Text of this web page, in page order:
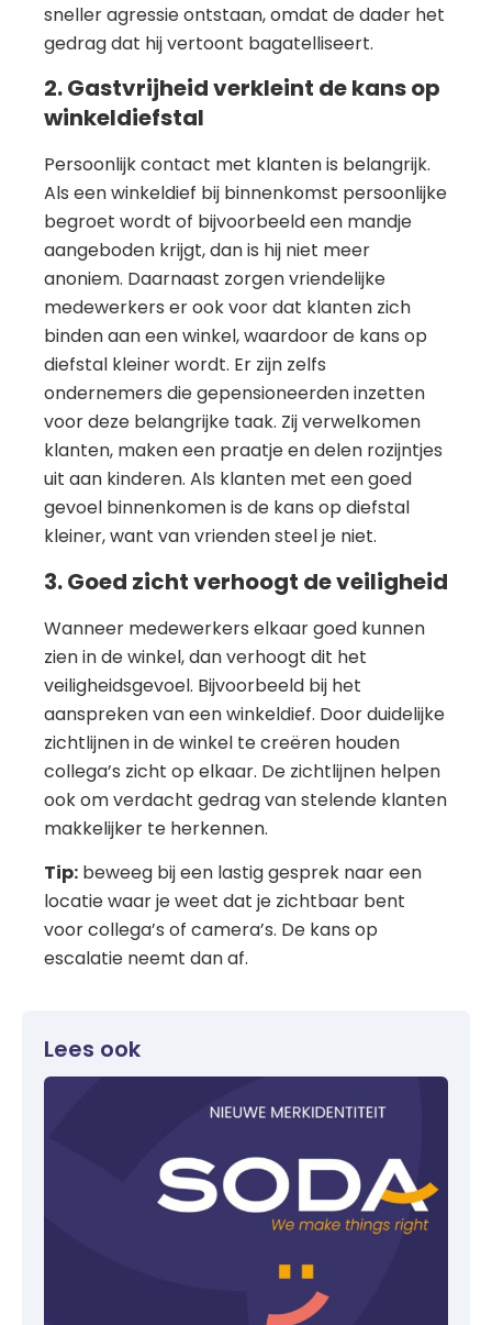
sneller agressie ontstaan, omdat de dader het
gedrag dat hij vertoont bagatelliseert.
2. Gastvrijheid verkleint de kans op
winkeldiefstal
Persoonlijk contact met klanten is belangrijk.
Als een winkeldief bij binnenkomst persoonlijke
begroet wordt of bijvoorbeeld een mandje
aangeboden krijgt, dan is hij niet meer
anoniem. Daarnaast zorgen vriendelijke
medewerkers er ook voor dat klanten zich
binden aan een winkel, waardoor de kans op
diefstal kleiner wordt. Er zijn zelfs
ondernemers die gepensioneerden inzetten
voor deze belangrijke taak. Zij verwelkomen
klanten, maken een praatje en delen rozijntjes
uit aan kinderen. Als klanten met een goed
gevoel binnenkomen is de kans op diefstal
kleiner, want van vrienden steel je niet.
3. Goed zicht verhoogt de veiligheid
Wanneer medewerkers elkaar goed kunnen
zien in de winkel, dan verhoogt dit het
veiligheidsgevoel. Bijvoorbeeld bij het
aanspreken van een winkeldief. Door duidelijke
zichtlijnen in de winkel te creëren houden
collega’s zicht op elkaar. De zichtlijnen helpen
ook om verdacht gedrag van stelende klanten
makkelijker te herkennen.
Tip: beweeg bij een lastig gesprek naar een
locatie waar je weet dat je zichtbaar bent
voor collega’s of camera’s. De kans op
escalatie neemt dan af.
Lees ook